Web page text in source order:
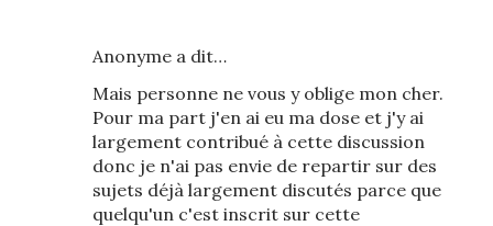
Anonyme a dit…
Mais personne ne vous y oblige mon cher.
Pour ma part j'en ai eu ma dose et j'y ai
largement contribué à cette discussion
donc je n'ai pas envie de repartir sur des
sujets déjà largement discutés parce que
quelqu'un c'est inscrit sur cette